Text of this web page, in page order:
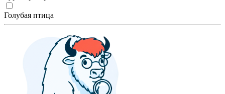
Голубая птица